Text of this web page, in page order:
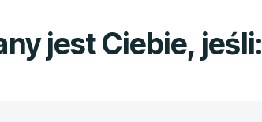
jest Ciebie, jeśli: